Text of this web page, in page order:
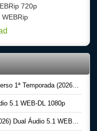
720p
WEBRip
Dual Áudio 5.1 WEB-DL 1080p
5.1 WEB-DL 1080p
Áudio 5.1 WEB-DL 1080p